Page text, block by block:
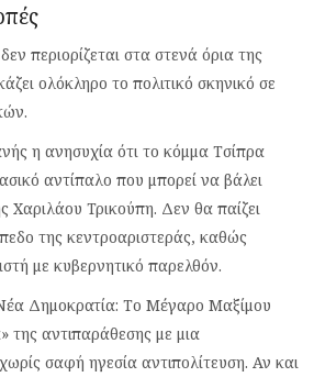
περιορίζεται στα στενά όρια της
ολόκληρο το πολιτικό σκηνικό σε
η ανησυχία ότι το κόμμα Τσίπρα
αντίπαλο που μπορεί να βάλει
Χαριλάου Τρικούπη. Δεν θα παίζει
της κεντροαριστεράς, καθώς
με κυβερνητικό παρελθόν.
Δημοκρατία: Το Μέγαρο Μαξίμου
της αντιπαράθεσης με μια
σαφή ηγεσία αντιπολίτευση. Αν και